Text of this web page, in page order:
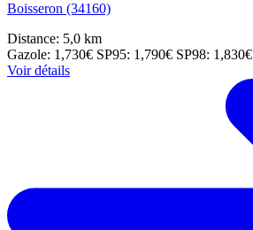
Boisseron (34160)
Distance: 5,0 km
Gazole: 1,730€ SP95: 1,790€ SP98: 1,830€
Voir détails